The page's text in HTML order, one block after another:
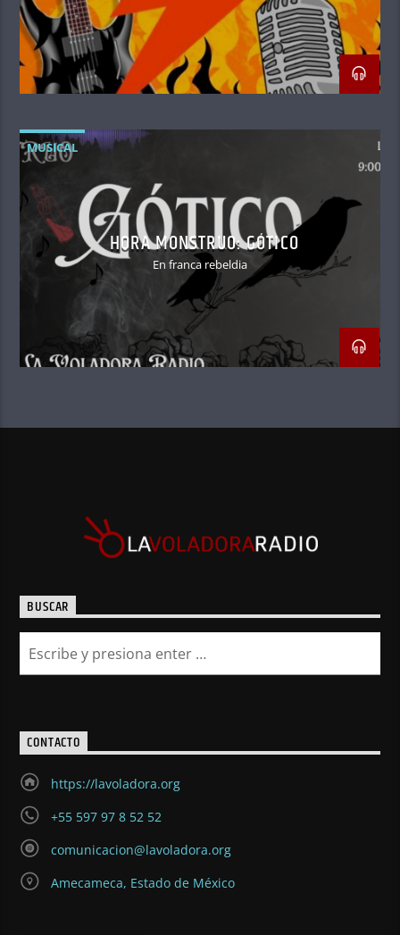
MUSICAL
HORA MONSTRUO: GÓTICO
En franca rebeldia
BUSCAR
CONTACTO
https://lavoladora.org
+55 597 97 8 52 52
comunicacion@lavoladora.org
Amecameca, Estado de México